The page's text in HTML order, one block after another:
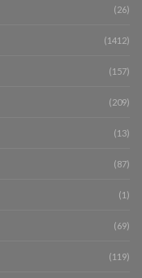
(26)
(1412)
(157)
(209)
(13)
(87)
(1)
(69)
(119)